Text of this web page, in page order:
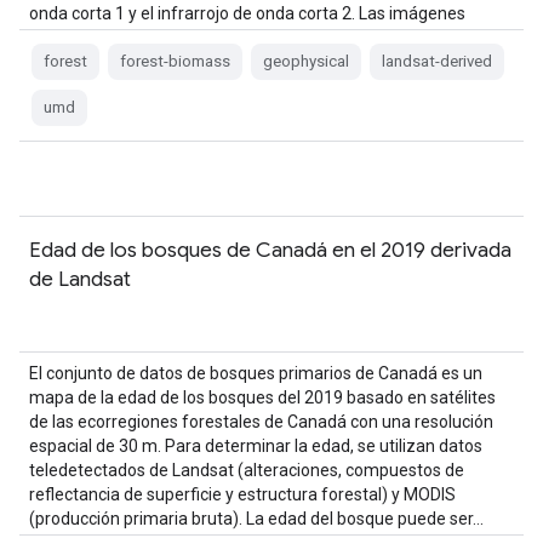
onda corta 1 y el infrarrojo de onda corta 2. Las imágenes
forest forest-biomass geophysical landsat-derived
umd
Edad de los bosques de Canadá en el 2019 derivada
de Landsat
El conjunto de datos de bosques primarios de Canadá es un
mapa de la edad de los bosques del 2019 basado en satélites
de las ecorregiones forestales de Canadá con una resolución
espacial de 30 m. Para determinar la edad, se utilizan datos
teledetectados de Landsat (alteraciones, compuestos de
reflectancia de superficie y estructura forestal) y MODIS
(producción primaria bruta). La edad del bosque puede ser…